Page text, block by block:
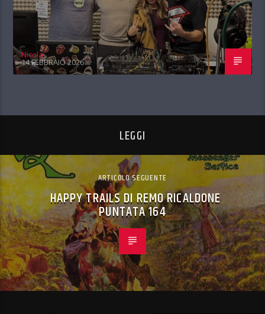
Nicola
14 FEBBRAIO 2026
LEGGI
ARTICOLO SEGUENTE
HAPPY TRAILS DI REMO RICALDONE
PUNTATA 164